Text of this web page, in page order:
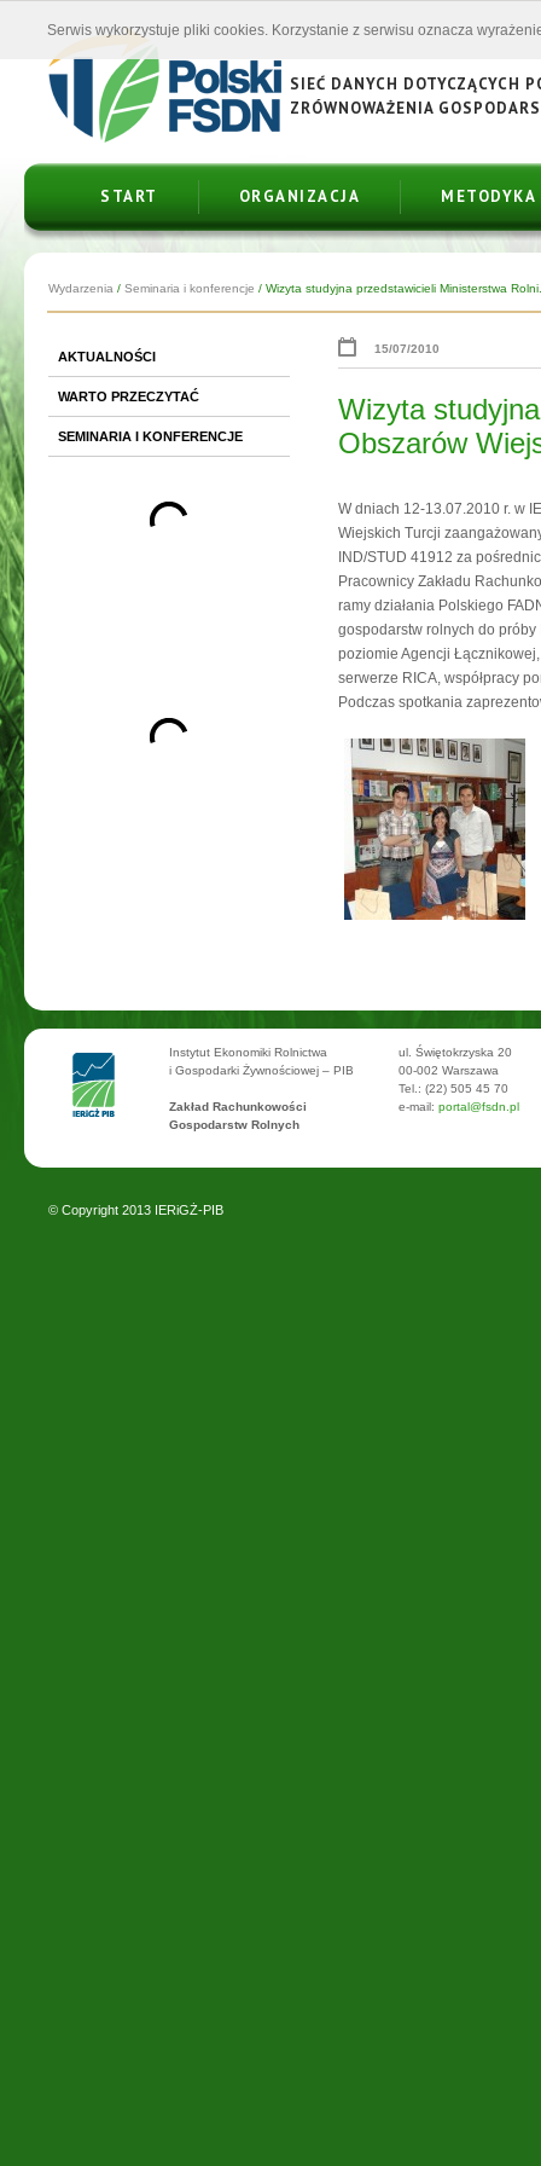
SIEĆ DANYCH DOTYCZĄCYCH
ZRÓWNOWAŻENIA
START ORGANIZACJA METODYKA
Wydarzenia / Seminaria i konferencje / Wizyta studyjna przedstawicieli Ministerstwa
AKTUALNOŚCI
WARTO PRZECZYTAĆ
SEMINARIA I KONFERENCJE
15/07/2010
Wizyta
Obszarów
W dniach 12-13.07.2010 r. w
Wiejskich Turcji
IND/STUD 41912 za
Pracownicy Zakładu
ramy działania Polskiego
gospodarstw rolnych do
poziomie Agencji
serwerze RICA, współpracy
Podczas spotkania
Instytut Ekonomiki Rolnictwa
i Gospodarki Żywnościowej – PIB
Zakład Rachunkowości
Gospodarstw Rolnych
ul. Świętokrzyska 20
00-002 Warszawa
Tel.: (22) 505 45 70
e-mail: portal@fsdn.pl
© Copyright 2013 IERiGŻ-PIB
Serwis wykorzystuje pliki cookies. Korzystanie z serwisu oznacza